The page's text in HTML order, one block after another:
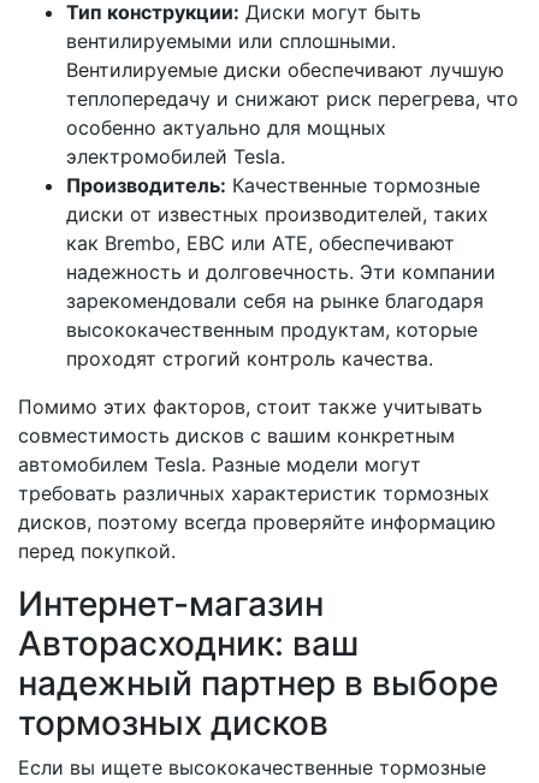
Тип конструкции: Диски могут быть
вентилируемыми или сплошными.
Вентилируемые диски обеспечивают лучшую
теплопередачу и снижают риск перегрева, что
особенно актуально для мощных
электромобилей Tesla.
Производитель: Качественные тормозные
диски от известных производителей, таких
как Brembo, EBC или ATE, обеспечивают
надежность и долговечность. Эти компании
зарекомендовали себя на рынке благодаря
высококачественным продуктам, которые
проходят строгий контроль качества.
Помимо этих факторов, стоит также учитывать
совместимость дисков с вашим конкретным
автомобилем Tesla. Разные модели могут
требовать различных характеристик тормозных
дисков, поэтому всегда проверяйте информацию
перед покупкой.
Интернет-магазин
Авторасходник: ваш
надежный партнер в выборе
тормозных дисков
Если вы ищете высококачественные тормозные